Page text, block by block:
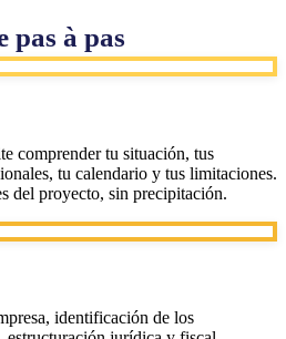
pas à pas
comprender tu situación, tus
tu calendario y tus limitaciones.
del proyecto, sin precipitación.
identificación de los